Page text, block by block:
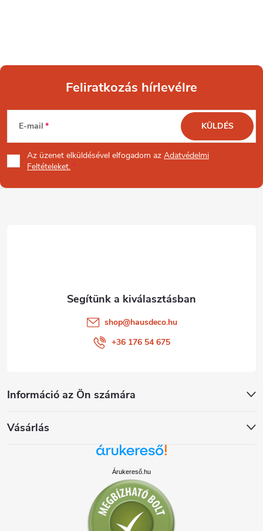
L
á
b
Feliratkozás hírlevélre
E-mail
Az üzenet elküldésével elfogadom az Adatvédelmi
Feltételeket.
KÜLDÉS
Információ az Ön számára
Vásárlás
shop@hausdeco.hu
+36 176 54 675
Árukereső.hu